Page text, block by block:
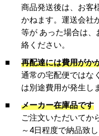
商品発送後は、お客
かねます。運送会社
等が あった場合は
絡ください。
■
再配達には費用がか
通常の宅配便ではな
は別途費用が発生し
■
メーカー在庫品です
ご注文いただいてか
～4日程度で納品致